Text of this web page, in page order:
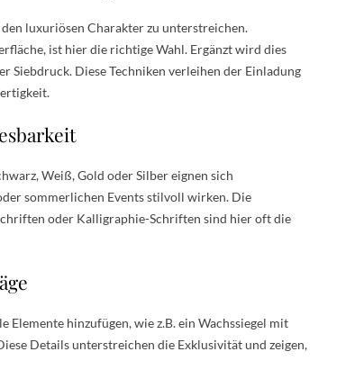
luxuriösen Charakter zu unterstreichen.
ist hier die richtige Wahl. Ergänzt wird dies
Diese Techniken verleihen der Einladung
Weiß, Gold oder Silber eignen sich
sommerlichen Events stilvoll wirken. Die
oder Kalligraphie-Schriften sind hier oft die
hinzufügen, wie z.B. ein Wachssiegel mit
Details unterstreichen die Exklusivität und zeigen,